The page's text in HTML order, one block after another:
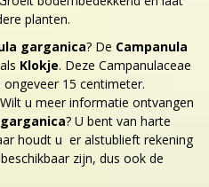
planten.
garganica? De Campanula
Klokje. Deze Campanulaceae
15 centimeter.
u meer informatie ontvangen
? U bent van harte
houdt u er alstublieft rekening
zijn, dus ook de